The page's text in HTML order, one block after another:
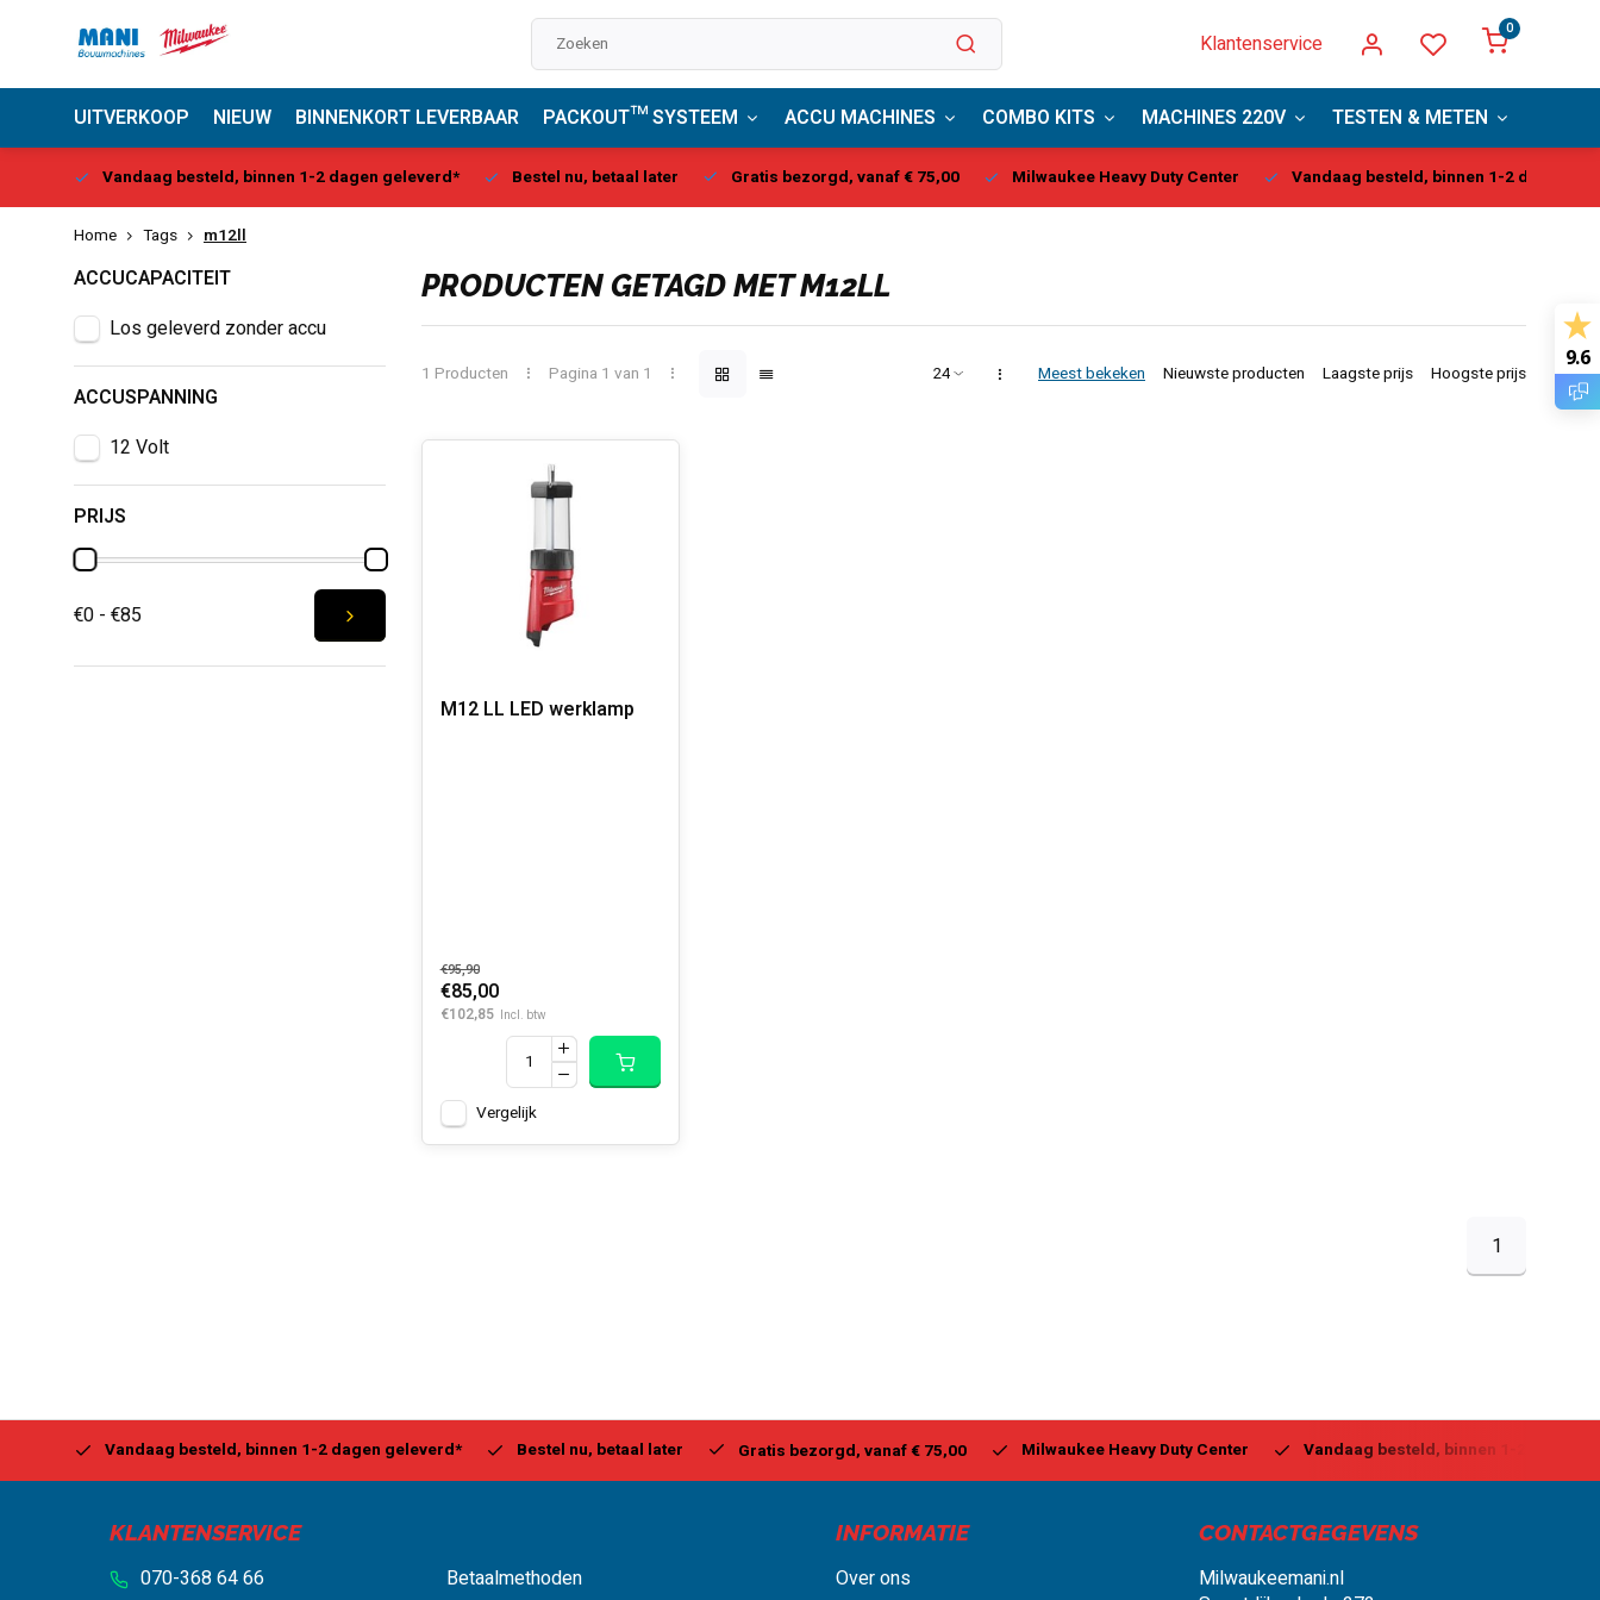
Klantenservice
0
UITVERKOOP NIEUW BINNENKORT LEVERBAAR PACKOUT™ SYSTEEM ACCU MACHINES COMBO KITS MACHINES 220V TESTEN & METEN
Vandaag besteld, binnen 1-2 dagen geleverd* Bestel nu, betaal later Gratis bezorgd, vanaf € 75,00 Milwaukee Heavy Duty Center Vandaag besteld, binnen 1-2 dagen
Home Tags m12ll
ACCUCAPACITEIT
Los geleverd zonder accu
ACCUSPANNING
12 Volt
PRIJS
€0 - €85
PRODUCTEN GETAGD MET M12LL
1 Producten Pagina 1 van 1 Meest bekeken Nieuwste producten Laagste prijs Hoogste prijs
M12 LL LED werklamp
€95,90
€85,00
€102,85 Incl. btw
Vergelijk
1
Vandaag besteld, binnen 1-2 dagen geleverd* Bestel nu, betaal later Gratis bezorgd, vanaf € 75,00 Milwaukee Heavy Duty Center Vandaag besteld, binnen 1-2 dagen
KLANTENSERVICE
070-368 64 66
Betaalmethoden
INFORMATIE
Over ons
CONTACTGEGEVENS
Milwaukeemani.nl
9.6